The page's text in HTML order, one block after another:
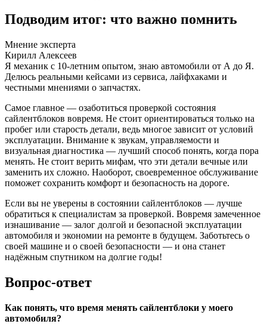
Подводим итог: что важно помнить
Мнение эксперта
Кирилл Алексеев
Я механик с 10-летним опытом, знаю автомобили от А до Я.
Делюсь реальными кейсами из сервиса, лайфхаками и
честными мнениями о запчастях.
Самое главное — озаботиться проверкой состояния
сайлентблоков вовремя. Не стоит ориентироваться только на
пробег или старость детали, ведь многое зависит от условий
эксплуатации. Внимание к звукам, управляемости и
визуальная диагностика — лучший способ понять, когда пора
менять. Не стоит верить мифам, что эти детали вечные или
заменить их сложно. Наоборот, своевременное обслуживание
поможет сохранить комфорт и безопасность на дороге.
Если вы не уверены в состоянии сайлентблоков — лучше
обратиться к специалистам за проверкой. Вовремя замеченное
изнашивание — залог долгой и безопасной эксплуатации
автомобиля и экономии на ремонте в будущем. Заботьтесь о
своей машине и о своей безопасности — и она станет
надёжным спутником на долгие годы!
Вопрос-ответ
Как понять, что время менять сайлентблоки у моего
автомобиля?